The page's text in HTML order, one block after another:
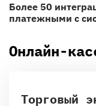
Более 50
платежными с
Онлайн-
Торговый